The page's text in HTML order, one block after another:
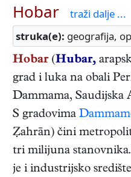
Hobar
traži dalje ...
struka(e): geografija,
Hobar (Hubar,
grad i luka na obali
Dammama, Saudijska
S gradovima
Ẓahrān) čini
tri milijuna
je i industrijsko